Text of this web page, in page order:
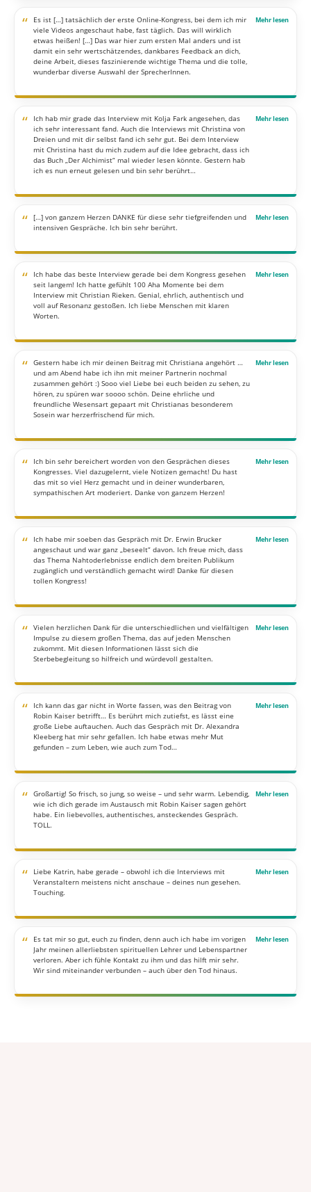
“
Es ist […] tatsächlich der erste Online-Kongress, bei dem ich mir
viele Videos angeschaut habe, fast täglich. Das will wirklich
etwas heißen! […] Das war hier zum ersten Mal anders und ist
damit ein sehr wertschätzendes, dankbares Feedback an dich,
deine Arbeit, dieses faszinierende wichtige Thema und die tolle,
wunderbar diverse Auswahl der SprecherInnen.
“
Ich hab mir grade das Interview mit Kolja Fark angesehen, das
ich sehr interessant fand. Auch die Interviews mit Christina von
Dreien und mit dir selbst fand ich sehr gut. Bei dem Interview
mit Christina hast du mich zudem auf die Idee gebracht, dass ich
das Buch „Der Alchimist“ mal wieder lesen könnte. Gestern hab
ich es nun erneut gelesen und bin sehr berührt…
“ […] von ganzem Herzen DANKE für diese sehr tiefgreifenden und
intensiven Gespräche. Ich bin sehr berührt.
“
Ich habe das beste Interview gerade bei dem Kongress gesehen
seit langem! Ich hatte gefühlt 100 Aha Momente bei dem
Interview mit Christian Rieken. Genial, ehrlich, authentisch und
voll auf Resonanz gestoßen. Ich liebe Menschen mit klaren
Worten.
“ Gestern habe ich mir deinen Beitrag mit Christiana angehört …
und am Abend habe ich ihn mit meiner Partnerin nochmal
zusammen gehört :) Sooo viel Liebe bei euch beiden zu sehen, zu
hören, zu spüren war soooo schön. Deine ehrliche und
freundliche Wesensart gepaart mit Christianas besonderem
Sosein war herzerfrischend für mich.
“
Ich bin sehr bereichert worden von den Gesprächen dieses
Kongresses. Viel dazugelernt, viele Notizen gemacht! Du hast
das mit so viel Herz gemacht und in deiner wunderbaren,
sympathischen Art moderiert. Danke von ganzem Herzen!
“
Ich habe mir soeben das Gespräch mit Dr. Erwin Brucker
angeschaut und war ganz „beseelt“ davon. Ich freue mich, dass
das Thema Nahtoderlebnisse endlich dem breiten Publikum
zugänglich und verständlich gemacht wird! Danke für diesen
tollen Kongress!
“ Vielen herzlichen Dank für die unterschiedlichen und vielfältigen
Impulse zu diesem großen Thema, das auf jeden Menschen
zukommt. Mit diesen Informationen lässt sich die
Sterbebegleitung so hilfreich und würdevoll gestalten.
“
Ich kann das gar nicht in Worte fassen, was den Beitrag von
Robin Kaiser betrifft… Es berührt mich zutiefst, es lässt eine
große Liebe auftauchen. Auch das Gespräch mit Dr. Alexandra
Kleeberg hat mir sehr gefallen. Ich habe etwas mehr Mut
gefunden – zum Leben, wie auch zum Tod…
“ Großartig! So frisch, so jung, so weise – und sehr warm. Lebendig,
wie ich dich gerade im Austausch mit Robin Kaiser sagen gehört
habe. Ein liebevolles, authentisches, ansteckendes Gespräch.
TOLL.
“
Liebe Katrin, habe gerade – obwohl ich die Interviews mit
Veranstaltern meistens nicht anschaue – deines nun gesehen.
Touching.
“
Es tat mir so gut, euch zu finden, denn auch ich habe im vorigen
Jahr meinen allerliebsten spirituellen Lehrer und Lebenspartner
verloren. Aber ich fühle Kontakt zu ihm und das hilft mir sehr.
Wir sind miteinander verbunden – auch über den Tod hinaus.